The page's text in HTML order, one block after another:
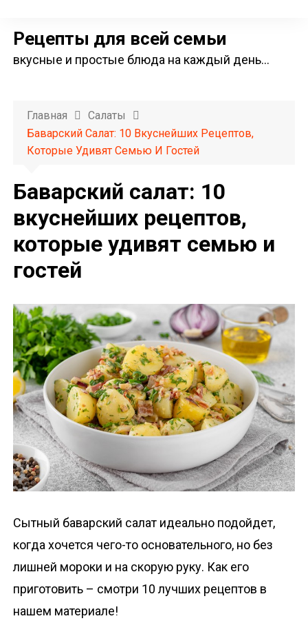
Рецепты для всей семьи
вкусные и простые блюда на каждый день…
Главная
Салаты
Баварский Салат: 10 Вкуснейших Рецептов,
Которые Удивят Семью И Гостей
Баварский салат: 10
вкуснейших рецептов,
которые удивят семью и
гостей
Сытный баварский салат идеально подойдет,
когда хочется чего-то основательного, но без
лишней мороки и на скорую руку. Как его
приготовить – смотри 10 лучших рецептов в
нашем материале!